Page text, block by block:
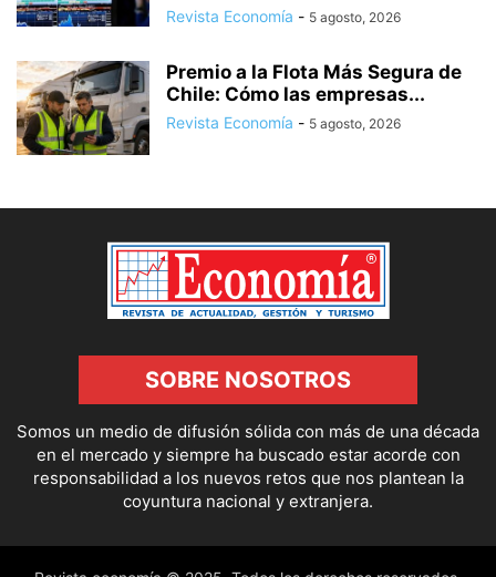
Revista Economía - 5 agosto, 2026
Premio a la Flota Más Segura de
Chile: Cómo las empresas...
Revista Economía - 5 agosto, 2026
SOBRE NOSOTROS
Somos un medio de difusión sólida con más de una década
en el mercado y siempre ha buscado estar acorde con
responsabilidad a los nuevos retos que nos plantean la
coyuntura nacional y extranjera.